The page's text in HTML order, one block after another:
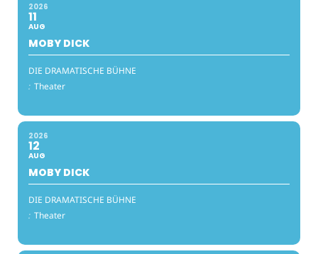
2026
11
AUG
MOBY DICK
DIE DRAMATISCHE BÜHNE
: Theater
2026
12
AUG
MOBY DICK
DIE DRAMATISCHE BÜHNE
: Theater